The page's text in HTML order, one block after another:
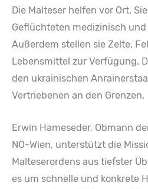
Die Malteser helfen vor Ort.
Geflüchteten medizinisch
Außerdem stellen sie Zelte,
Lebensmittel zur Verfügung.
den ukrainischen
Vertriebenen an den Grenzen.
Erwin Hameseder, Obmann
NÖ-Wien, unterstützt die
Malteserordens aus tiefster
es um schnelle und konkrete